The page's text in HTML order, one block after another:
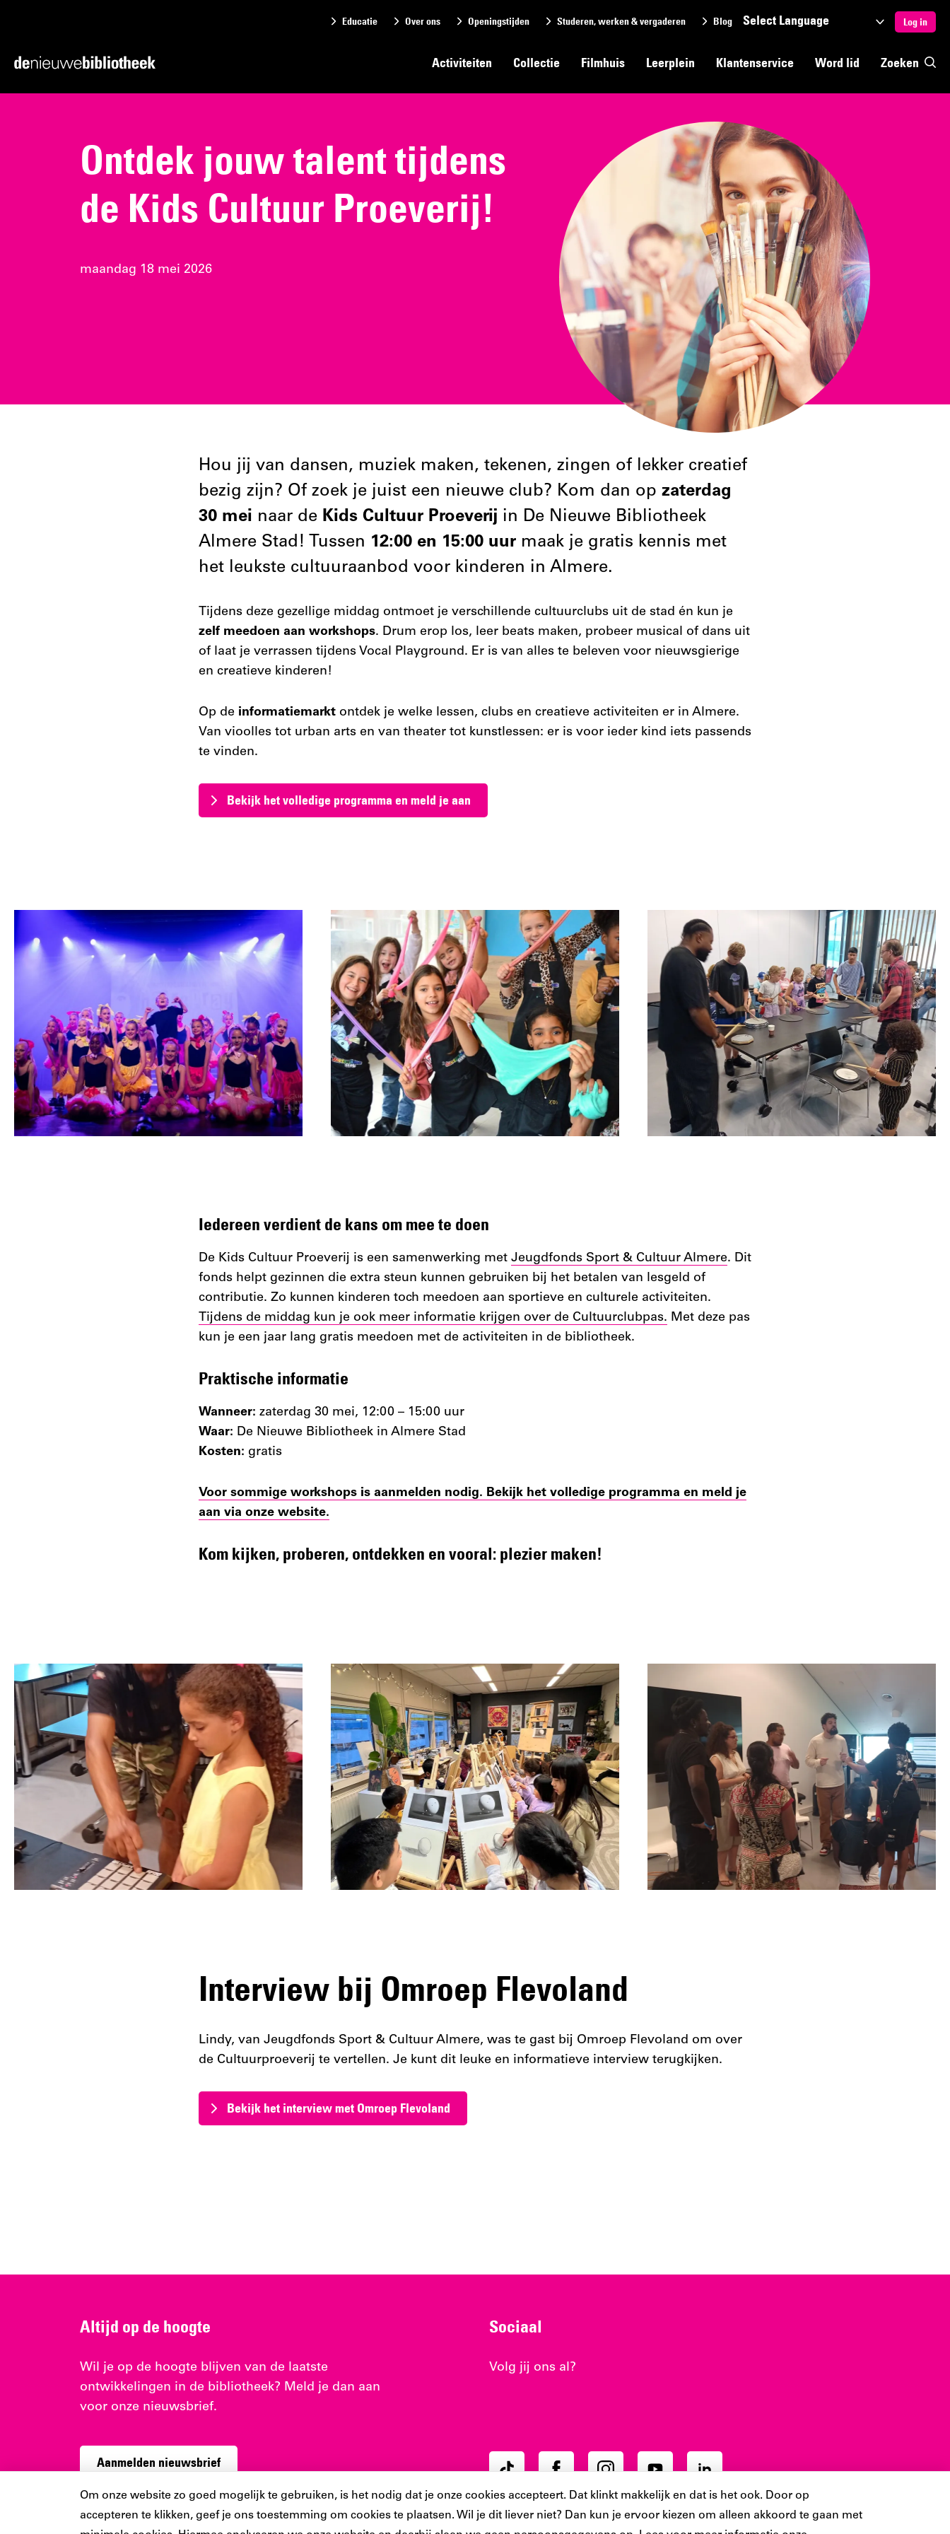
Cookiebar
Om onze website zo goed mogelijk te gebruiken, is het nodig dat je onze cookies accepteert. Dat klinkt makkelijk en dat is het ook. Door op
accepteren te klikken, geef je ons toestemming om cookies te plaatsen. Wil je dit liever niet? Dan kun je ervoor kiezen om alleen akkoord te gaan met
de
deGa
Activiteiten Collectie Filmhuis Leerplein Klantenservice Word lid Zoeken
Educatie Over ons Openingstijden Studeren, werken & vergaderen Blog
Selecteer
taal
Log in
Ontdek jouw talent tijdens
de Kids Cultuur Proeverij!
maandag 18 mei 2026
Hou jij van dansen, muziek maken, tekenen, zingen of lekker creatief
bezig zijn? Of zoek je juist een nieuwe club? Kom dan op zaterdag
30 mei naar de Kids Cultuur Proeverij in De Nieuwe Bibliotheek
Almere Stad! Tussen 12:00 en 15:00 uur maak je gratis kennis met
het leukste cultuuraanbod voor kinderen in Almere.
Tijdens deze gezellige middag ontmoet je verschillende cultuurclubs uit de stad én kun je
zelf meedoen aan workshops. Drum erop los, leer beats maken, probeer musical of dans uit
of laat je verrassen tijdens Vocal Playground. Er is van alles te beleven voor nieuwsgierige
en creatieve kinderen!
Op de informatiemarkt ontdek je welke lessen, clubs en creatieve activiteiten er in Almere.
Van vioolles tot urban arts en van theater tot kunstlessen: er is voor ieder kind iets passends
te vinden.
Bekijk het volledige programma en meld je aan
Iedereen verdient de kans om mee te doen
De Kids Cultuur Proeverij is een samenwerking met Jeugdfonds Sport & Cultuur Almere. Dit
fonds helpt gezinnen die extra steun kunnen gebruiken bij het betalen van lesgeld of
contributie. Zo kunnen kinderen toch meedoen aan sportieve en culturele activiteiten.
Tijdens de middag kun je ook meer informatie krijgen over de Cultuurclubpas. Met deze pas
kun je een jaar lang gratis meedoen met de activiteiten in de bibliotheek.
Praktische informatie
Wanneer: zaterdag 30 mei, 12:00 – 15:00 uur
Waar: De Nieuwe Bibliotheek in Almere Stad
Kosten: gratis
Voor sommige workshops is aanmelden nodig. Bekijk het volledige programma en meld je
aan via onze website.
Kom kijken, proberen, ontdekken en vooral: plezier maken!
Interview bij Omroep Flevoland
Lindy, van Jeugdfonds Sport & Cultuur Almere, was te gast bij Omroep Flevoland om over
de Cultuurproeverij te vertellen. Je kunt dit leuke en informatieve interview terugkijken.
Bekijk het interview met Omroep Flevoland
Altijd op de hoogte
Wil je op de hoogte blijven van de laatste
ontwikkelingen in de bibliotheek? Meld je dan aan
voor onze nieuwsbrief.
Aanmelden nieuwsbrief
Sociaal
Volg jij ons al?
Ons
account
Ons
account
Ons
account
Ons
account
Ons
account